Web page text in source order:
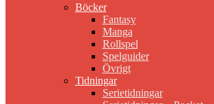
Böcker
Fantasy
Manga
Rollspel
Spelguider
Övrigt
Tidningar
Serietidningar